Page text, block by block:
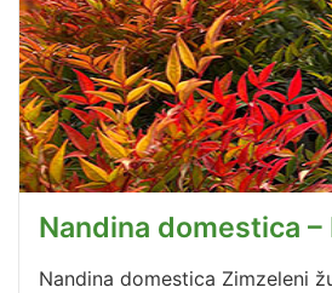
Nandina domestica
Nandina domestica Zimzeleni